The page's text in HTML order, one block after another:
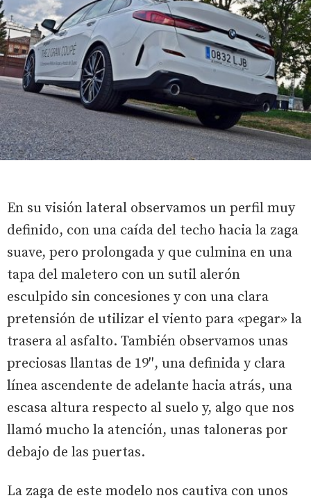
En su visión lateral observamos un perfil muy
definido, con una caída del techo hacia la zaga
suave, pero prolongada y que culmina en una
tapa del maletero con un sutil alerón
esculpido sin concesiones y con una clara
pretensión de utilizar el viento para «pegar» la
trasera al asfalto. También observamos unas
preciosas llantas de 19″, una definida y clara
línea ascendente de adelante hacia atrás, una
escasa altura respecto al suelo y, algo que nos
llamó mucho la atención, unas taloneras por
debajo de las puertas.
La zaga de este modelo nos cautiva con unos